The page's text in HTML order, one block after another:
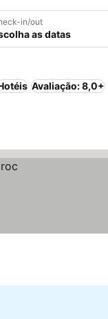
in/out
as datas
Avaliação: 8,0+